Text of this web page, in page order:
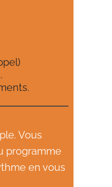
Vous
programme
en vous